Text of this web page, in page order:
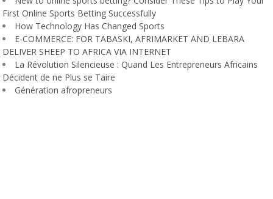
First Online Sports Betting Successfully
How Technology Has Changed Sports
E-COMMERCE: FOR TABASKI, AFRIMARKET AND LEBARA
DELIVER SHEEP TO AFRICA VIA INTERNET
La Révolution Silencieuse : Quand Les Entrepreneurs Africains
Décident de ne Plus se Taire
Génération afropreneurs